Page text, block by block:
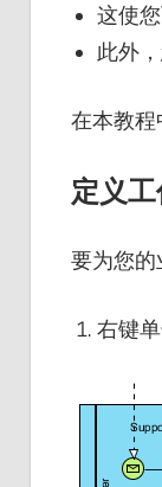
这使
此外
在本教程
定义
要为您的
右键